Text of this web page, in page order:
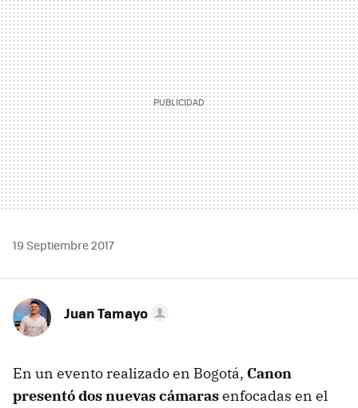
MAIL
19 Septiembre 2017
Juan Tamayo
En un evento realizado en Bogotá, Canon
presentó dos nuevas cámarasenfocadas en el